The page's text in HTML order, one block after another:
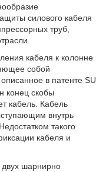
силового кабеля
труб,
кабеля к колонне
собой
в патенте SU
конец скобы
кабель. Кабель
внутрь
такого
кабеля и
двух шарнирно